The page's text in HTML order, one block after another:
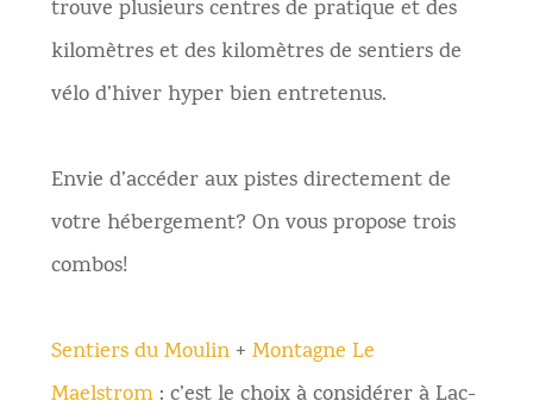
trouve plusieurs centres de pratique et des
kilomètres et des kilomètres de sentiers de
vélo d’hiver hyper bien entretenus.
Envie d’accéder aux pistes directement de
votre hébergement? On vous propose trois
combos!
Sentiers du Moulin+ Montagne Le
Maelstrom: c’est le choix à considérer à Lac-